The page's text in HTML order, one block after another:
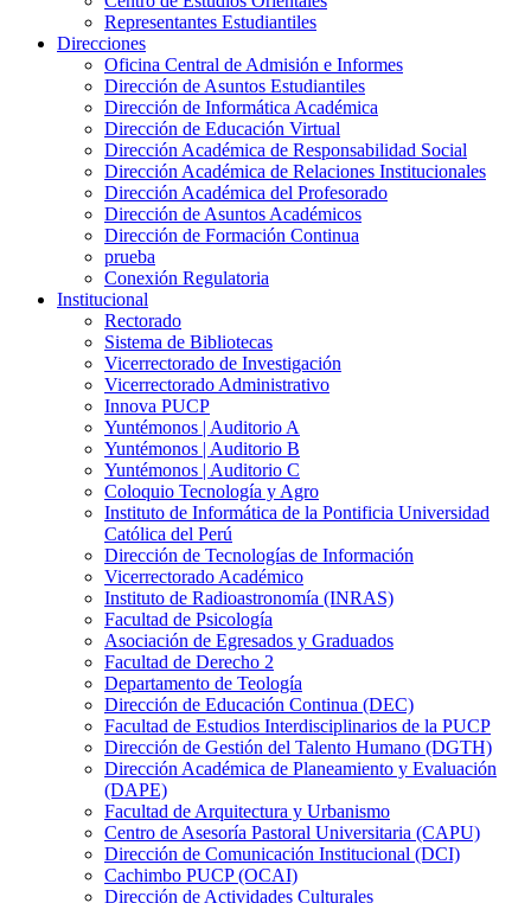
Representantes Estudiantiles
Direcciones
Oficina Central de Admisión e Informes
Dirección de Asuntos Estudiantiles
Dirección de Informática Académica
Dirección de Educación Virtual
Dirección Académica de Responsabilidad Social
Dirección Académica de Relaciones Institucionales
Dirección Académica del Profesorado
Dirección de Asuntos Académicos
Dirección de Formación Continua
prueba
Conexión Regulatoria
Institucional
Rectorado
Sistema de Bibliotecas
Vicerrectorado de Investigación
Vicerrectorado Administrativo
Innova PUCP
Yuntémonos | Auditorio A
Yuntémonos | Auditorio B
Yuntémonos | Auditorio C
Coloquio Tecnología y Agro
Instituto de Informática de la Pontificia Universidad
Católica del Perú
Dirección de Tecnologías de Información
Vicerrectorado Académico
Instituto de Radioastronomía (INRAS)
Facultad de Psicología
Asociación de Egresados y Graduados
Facultad de Derecho 2
Departamento de Teología
Dirección de Educación Continua (DEC)
Facultad de Estudios Interdisciplinarios de la PUCP
Dirección de Gestión del Talento Humano (DGTH)
Dirección Académica de Planeamiento y Evaluación
(DAPE)
Facultad de Arquitectura y Urbanismo
Centro de Asesoría Pastoral Universitaria (CAPU)
Dirección de Comunicación Institucional (DCI)
Cachimbo PUCP (OCAI)
Dirección de Actividades Culturales